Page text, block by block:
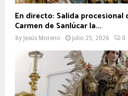
En directo: Salida procesional
Carmen de Sanlúcar la...
by Jesús Moreno julio 25, 2026 0